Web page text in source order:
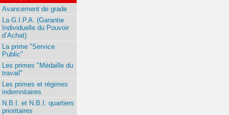
Avancement de grade
La G.I.P.A. (Garantie
Individuelle du Pouvoir
d’Achat)
La prime "Service
Public"
Les primes "Médaille du
travail"
Les primes et régimes
indemnitaires
N.B.I. et N.B.I. quartiers
prioritaires